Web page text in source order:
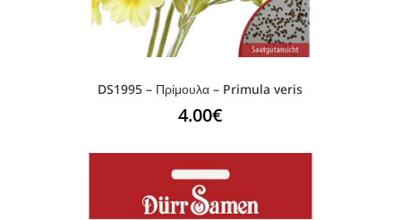
DS1995 – Πρίμουλα – Primula veris
4.00€